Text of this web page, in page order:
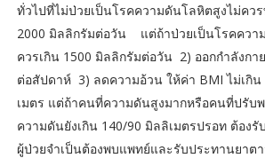
ทั่วไปที่ไม่ป่วยเป็นโรคความดันโลหิตสูงไม่คว
2000 มิลลิกรัมต่อวัน แต่ถ้าป่วยเป็นโรคควา
ควรเกิน 1500 มิลลิกรัมต่อวัน 2) ออกกำลังกา
ต่อสัปดาห์ 3) ลดความอ้วน ให้ค่า BMI ไม่เกิน
เมตร แต่ถ้าคนที่ความดันสูงมากหรือคนที่ปรั
ความดันยังเกิน 140/90 มิลลิเมตรปรอท ต้อง
ผู้ป่วยจำเป็นต้องพบแพทย์และรับประทานยาต